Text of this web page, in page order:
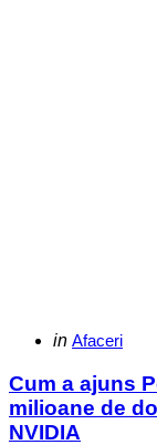
Categories
Posted
in Afaceri
Cum a ajuns
milioane de
NVIDIA